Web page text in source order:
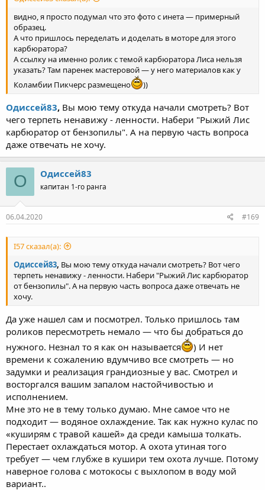
видно, я просто подумал что это фото с инета — примерный
образец.
А что пришлось переделать и доделать в моторе для этого
карбюратора?
А ссылку на именно ролик с темой карбюратора Лиса нельзя
указать? Там паренек мастеровой — у него материалов как у
Коламбии Пикчерс размещено
))
Одиссей83, Вы мою тему откуда начали смотреть? Вот
чего терпеть ненавижу - ленности. Набери "Рыжий Лис
карбюратор от бензопилы". А на первую часть вопроса
даже отвечать не хочу.
О Одиссей83
капитан 1-го ранга
06.04.2020 #169
I57 сказал(а):
Одиссей83, Вы мою тему откуда начали смотреть? Вот чего
терпеть ненавижу - ленности. Набери "Рыжий Лис карбюратор
от бензопилы". А на первую часть вопроса даже отвечать не
хочу.
Да уже нашел сам и посмотрел. Только пришлось там
роликов пересмотреть немало — что бы добраться до
нужного. Незнал то я как он называется
) И нет
времени к сожалению вдумчиво все смотреть — но
задумки и реализация грандиозные у вас. Смотрел и
восторгался вашим запалом настойчивостью и
исполнением.
Мне это не в тему только думаю. Мне самое что не
подходит — водяное охлаждение. Так как нужно кулас по
«куширям с травой кашей» да среди камыша толкать.
Перестает охлаждаться мотор. А охота утиная того
требует — чем глубже в кушири тем охота лучше. Потому
наверное голова с мотокосы с выхлопом в воду мой
вариант..